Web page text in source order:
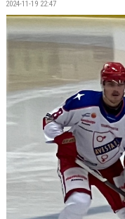
TABELL OCH RESULTAT
KONTAKT
2024-11-19 22:47